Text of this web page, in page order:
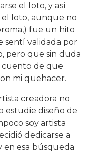
el loto, y así
el loto, aunque no
fue un hito
sentí validada por
pero que sin duda
cuento de que
mi quehacer.
creadora no
estudie diseño de
soy artista
dedicarse a
en esa búsqueda